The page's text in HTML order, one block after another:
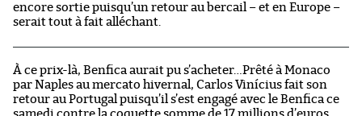
encore sortie puisqu’un retour au bercail – et en Europe –
serait tout à fait alléchant.
À ce prix-là, Benfica aurait pu s’acheter…Prêté à Monaco
par Naples au mercato hivernal, Carlos Vinícius fait son
retour au Portugal puisqu’il s’est engagé avec le Benfica ce